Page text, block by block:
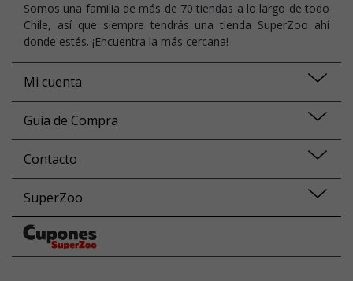
Somos una familia de más de 70 tiendas a lo largo de todo
Chile, así que siempre tendrás una tienda SuperZoo ahí
donde estés. ¡Encuentra la más cercana!
Mi cuenta
Guía de Compra
Contacto
SuperZoo